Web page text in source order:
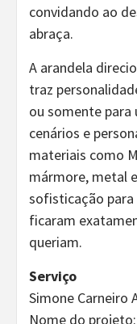
convidando ao
abraça.
A arandela
traz
ou somente para
cenários e
materiais como
mármore, metal
sofisticação
ficaram
queriam.
Serviço
Simone Carneiro
Nome do